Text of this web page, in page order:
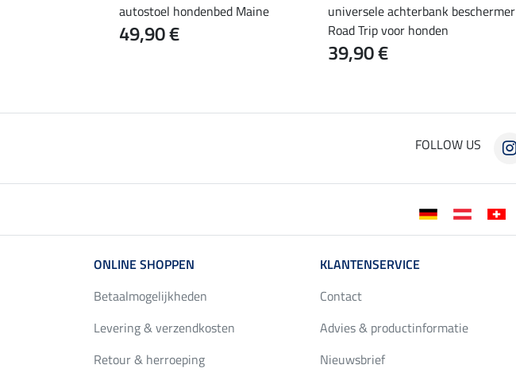
autostoel hondenbed Maine
49,90 €
universele achterbank beschermer
Road Trip voor honden
39,90 €
FOLLOW US
ONLINE SHOPPEN
Betaalmogelijkheden
Levering & verzendkosten
Retour & herroeping
KLANTENSERVICE
Contact
Advies & productinformatie
Nieuwsbrief